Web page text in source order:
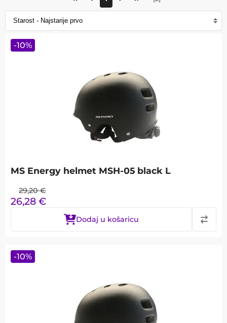
MS Energy helmet MSH-05 black L
29,20 €
26,28 €
Dodaj u košaricu
-10%
-10%